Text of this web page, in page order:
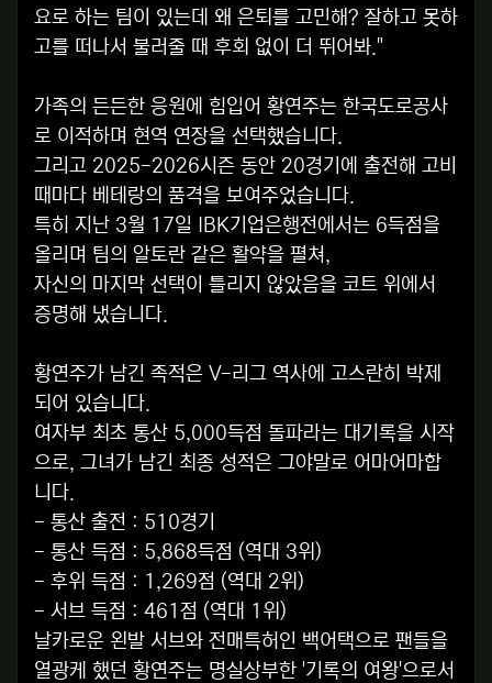
요로 하는 팀이 있는데 왜 은퇴를 고민해? 잘하고 못하
고를 떠나서 불러줄 때 후회 없이 더 뛰어봐."
가족의 든든한 응원에 힘입어 황연주는 한국도로공사
로 이적하며 현역 연장을 선택했습니다.
그리고 2025-2026시즌 동안 20경기에 출전해 고비
때마다 베테랑의 품격을 보여주었습니다.
특히 지난 3월 17일 IBK기업은행전에서는 6득점을
올리며 팀의 알토란 같은 활약을 펼쳐,
자신의 마지막 선택이 틀리지 않았음을 코트 위에서
증명해 냈습니다.
황연주가 남긴 족적은 V-리그 역사에 고스란히 박제
되어 있습니다.
여자부 최초 통산 5,000득점 돌파라는 대기록을 시작
으로, 그녀가 남긴 최종 성적은 그야말로 어마어마합
니다.
- 통산 출전 : 510경기
- 통산 득점 : 5,868득점 (역대 3위)
- 후위 득점 : 1,269점 (역대 2위)
- 서브 득점 : 461점 (역대 1위)
날카로운 왼발 서브와 전매특허인 백어택으로 팬들을
열광케 했던 황연주는 명실상부한 '기록의 여왕'으로서